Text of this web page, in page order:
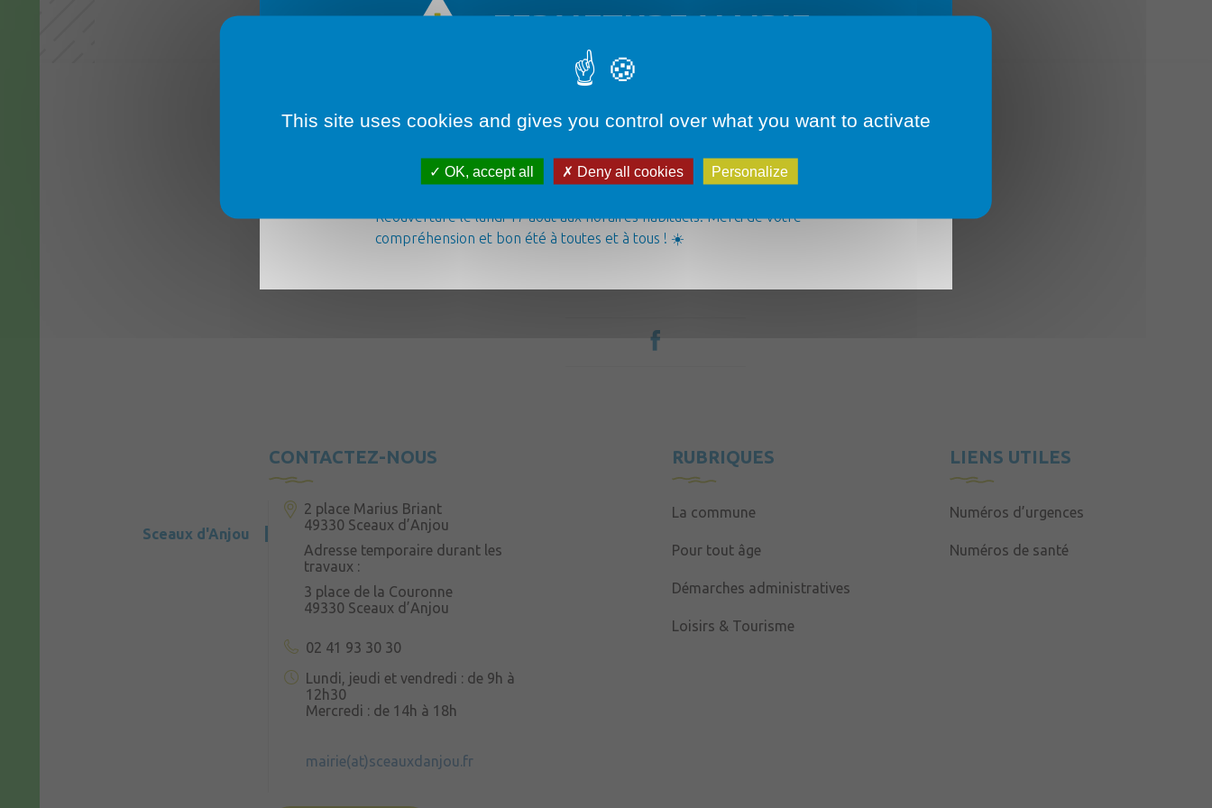
La commune
Pour tout âge
Démarches administratives
Loisirs & Tourisme
CONTACTEZ-NOUS
Sceaux d'Anjou
2 place Marius Briant
49330 Sceaux d’Anjou
Adresse temporaire durant les
travaux :
3 place de la Couronne
49330 Sceaux d’Anjou
02 41 93 30 30
Lundi, jeudi et vendredi : de 9h à
12h30
Mercredi : de 14h à 18h
mairie(at)sceauxdanjou.fr
RUBRIQUES
La commune
Pour tout âge
Démarches administratives
Loisirs & Tourisme
LIENS UTILES
Numéros d’urgences
Numéros de santé
FERMETURE MAIRIE
La mairie sera fermée du lundi 3 août au vendredi 14 août inclus. ✅ Un
Réouverture le lundi 17 août aux horaires habituels. Merci de votre
compréhension et bon été à toutes et à tous ! ☀️
This site uses cookies and gives you control over what you want to activate
OK, accept all Deny all cookies Personalize